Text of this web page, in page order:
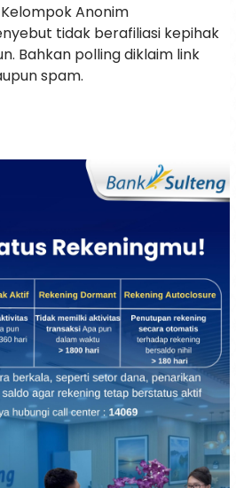
Anonim
tidak berafiliasi kepihak
Bahkan polling diklaim link
spam.